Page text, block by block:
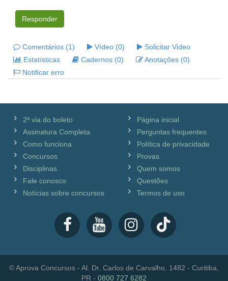
Responder
Comentários (1) Vídeo (0)
Solicitar Video
Estatísticas
Cadernos (0)
Anotações (0)
Notificar erro
2ª via do boleto
Assinatura Completa
Como funciona
Concursos
Disciplinas
Fale conosco
Notícias sobre concursos
Página inicial
Perguntas frequentes
Política de privacidade
Provas
Quem somos
Questões
Termos de uso
© Aprova Concursos - Al. Dr. Carlos de Carvalho, 1482 - Curitiba,
PR - 0800 727 6282